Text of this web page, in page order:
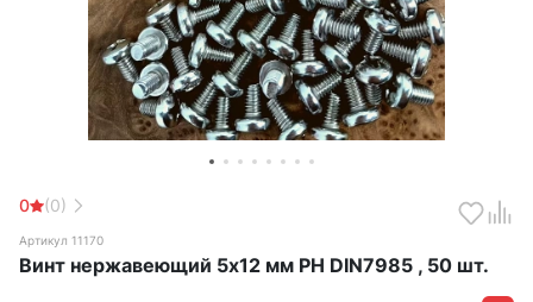
0 (0)
Артикул 11170
Винт нержавеющий 5х12 мм РН DIN7985 , 50 шт.